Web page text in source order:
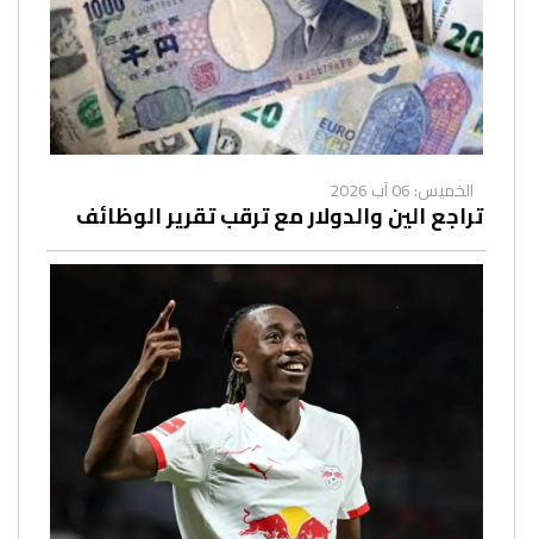
الخميس: 06 آب 2026
تراجع الين والدولار مع ترقب تقرير الوظائف